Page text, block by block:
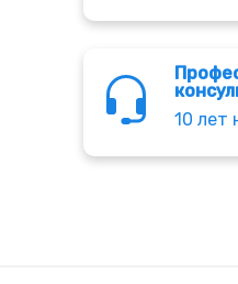
10 лет